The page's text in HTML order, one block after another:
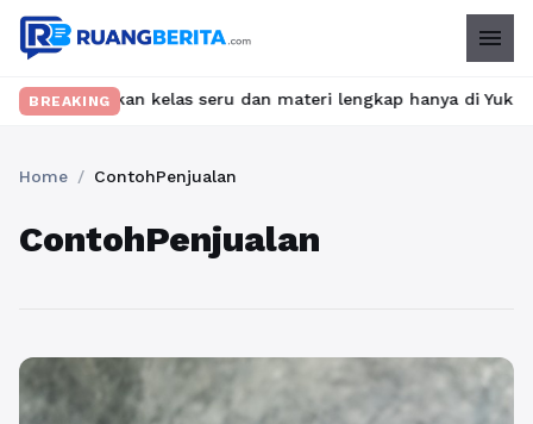
menu
BREAKINGkelas seru dan materi lengkap hanya di
Home / ContohPenjualan
ContohPenjualan